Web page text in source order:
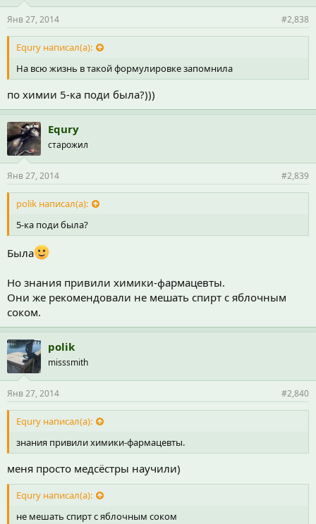
Янв 27, 2014 #2,838
Equry написал(а):
На всю жизнь в такой формулировке запомнила
по химии 5-ка поди была?)))
Equry
старожил
Янв 27, 2014 #2,839
polik написал(а):
5-ка поди была?
Была
Но знания привили химики-фармацевты.
Они же рекомендовали не мешать спирт с яблочным
соком.
polik
misssmith
Янв 27, 2014 #2,840
Equry написал(а):
знания привили химики-фармацевты.
меня просто медсёстры научили)
Equry написал(а):
не мешать спирт с яблочным соком